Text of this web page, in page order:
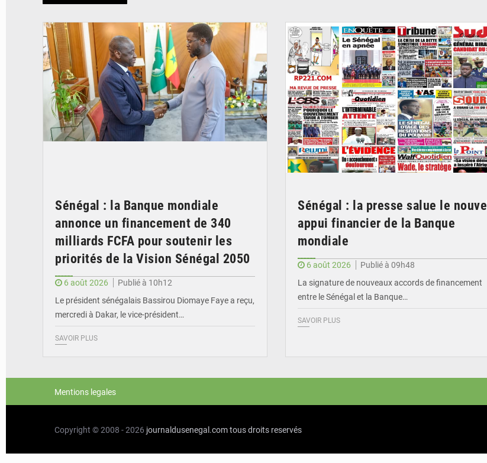
Sénégal : la Banque mondiale
annonce un financement de 340
milliards FCFA pour soutenir les
priorités de la Vision Sénégal 2050
6 août 2026
Publié à 10h12
Le président sénégalais Bassirou Diomaye Faye a reçu,
mercredi à Dakar, le vice-président…
SAVOIR PLUS
Sénégal : la presse salue le nouvel
appui financier de la Banque
mondiale
6 août 2026
Publié à 09h48
La signature de nouveaux accords de financement
entre le Sénégal et la Banque…
SAVOIR PLUS
Mentions legales
Copyright © 2008 - 2026 journaldusenegal.comtous droits reservés